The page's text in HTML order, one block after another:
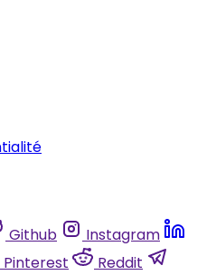
Github
Instagram
Pinterest
Reddit